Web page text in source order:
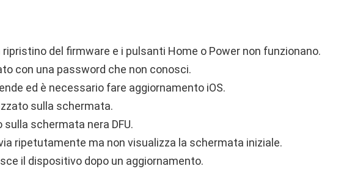
ripristino del firmware e i pulsanti Home o Power non funzionano.
con una password che non conosci.
ed è necessario fare aggiornamento iOS.
sulla schermata.
schermata nera DFU.
ripetutamente ma non visualizza la schermata iniziale.
il dispositivo dopo un aggiornamento.